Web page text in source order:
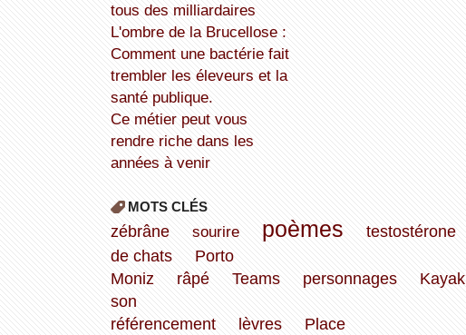
tous des milliardaires
L'ombre de la Brucellose :
Comment une bactérie fait
trembler les éleveurs et la
santé publique.
Ce métier peut vous
rendre riche dans les
années à venir
MOTS CLÉS
zébrâne sourire poèmes testostérone
de chats
Porto
Moniz
râpé Teams personnages Kayak
son
référencement
lèvres
Place